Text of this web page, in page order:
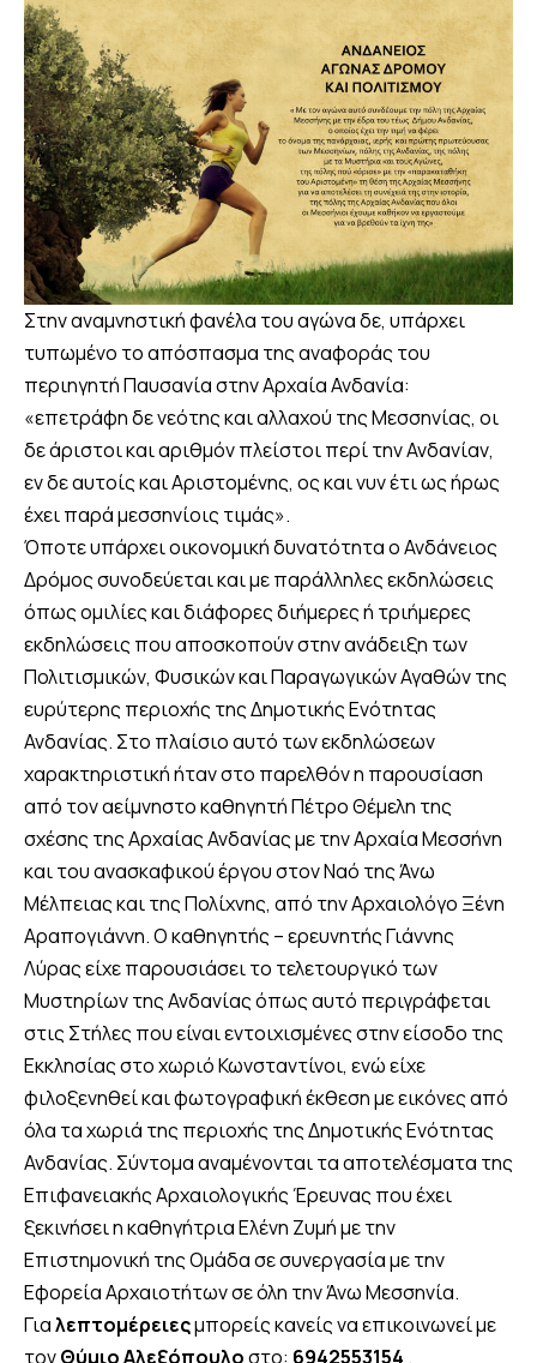
Στην αναμνηστική φανέλα του αγώνα δε, υπάρχει
τυπωμένο το απόσπασμα της αναφοράς του
περιηγητή Παυσανία στην Αρχαία Ανδανία:
«επετράφη δε νεότης και αλλαχού της Μεσσηνίας, οι
δε άριστοι και αριθμόν πλείστοι περί την Ανδανίαν,
εν δε αυτοίς και Αριστομένης, ος και νυν έτι ως ήρως
έχει παρά μεσσηνίοις τιμάς».
Όποτε υπάρχει οικονομική δυνατότητα ο Ανδάνειος
Δρόμος συνοδεύεται και με παράλληλες εκδηλώσεις
όπως ομιλίες και διάφορες διήμερες ή τριήμερες
εκδηλώσεις που αποσκοπούν στην ανάδειξη των
Πολιτισμικών, Φυσικών και Παραγωγικών Αγαθών της
ευρύτερης περιοχής της Δημοτικής Ενότητας
Ανδανίας. Στο πλαίσιο αυτό των εκδηλώσεων
χαρακτηριστική ήταν στο παρελθόν η παρουσίαση
από τον αείμνηστο καθηγητή Πέτρο Θέμελη της
σχέσης της Αρχαίας Ανδανίας με την Αρχαία Μεσσήνη
και του ανασκαφικού έργου στον Ναό της Άνω
Μέλπειας και της Πολίχνης, από την Αρχαιολόγο Ξένη
Αραπογιάννη. Ο καθηγητής – ερευνητής Γιάννης
Λύρας είχε παρουσιάσει το τελετουργικό των
Μυστηρίων της Ανδανίας όπως αυτό περιγράφεται
στις Στήλες που είναι εντοιχισμένες στην είσοδο της
Εκκλησίας στο χωριό Κωνσταντίνοι, ενώ είχε
φιλοξενηθεί και φωτογραφική έκθεση με εικόνες από
όλα τα χωριά της περιοχής της Δημοτικής Ενότητας
Ανδανίας. Σύντομα αναμένονται τα αποτελέσματα της
Επιφανειακής Αρχαιολογικής Έρευνας που έχει
ξεκινήσει η καθηγήτρια Ελένη Ζυμή με την
Επιστημονική της Ομάδα σε συνεργασία με την
Εφορεία Αρχαιοτήτων σε όλη την Άνω Μεσσηνία.
Γιαλεπτομέρειεςμπορείς κανείς να επικοινωνεί με
τονΘύμιο Αλεξόπουλοστο: 6942553154 .